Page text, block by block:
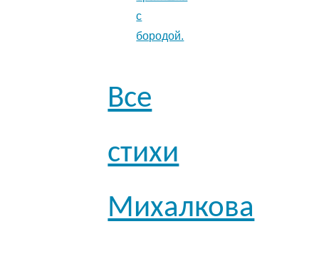
с
бородой.
Все
стихи
Михалкова